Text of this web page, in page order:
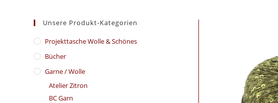
Unsere Produkt-Kategorien
​Projekttasche Wolle & Schönes
Bücher
Garne / Wolle
Atelier Zitron
BC Garn